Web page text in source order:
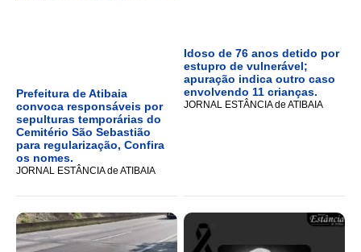
Prefeitura de Atibaia
convoca responsáveis por
sepulturas temporárias do
Cemitério São Sebastião
para regularização, Confira
os nomes.
JORNAL ESTÂNCIA de ATIBAIA
Idoso de 76 anos detido por
estupro de vulnerável;
apuração indica outro caso
envolvendo 11 crianças.
JORNAL ESTÂNCIA de ATIBAIA